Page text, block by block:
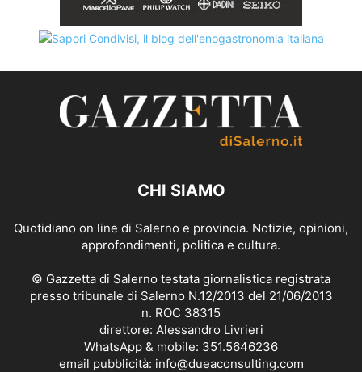
CHI SIAMO
Quotidiano on line di Salerno e provincia. Notizie, opinioni,
approfondimenti, politica e cultura.
© Gazzetta di Salerno testata giornalistica registrata
presso tribunale di Salerno N.12/2013 del 21/06/2013
n. ROC 38315
direttore: Alessandro Livrieri
WhatsApp & mobile: 351.5646236
email pubblicità: info@dueaconsulting.com